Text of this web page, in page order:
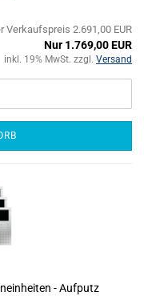
Verkaufspreis 2.691,00 EUR
Nur 1.769,00 EUR
inkl. 19% MwSt. zzgl. Versand
- Aufputz